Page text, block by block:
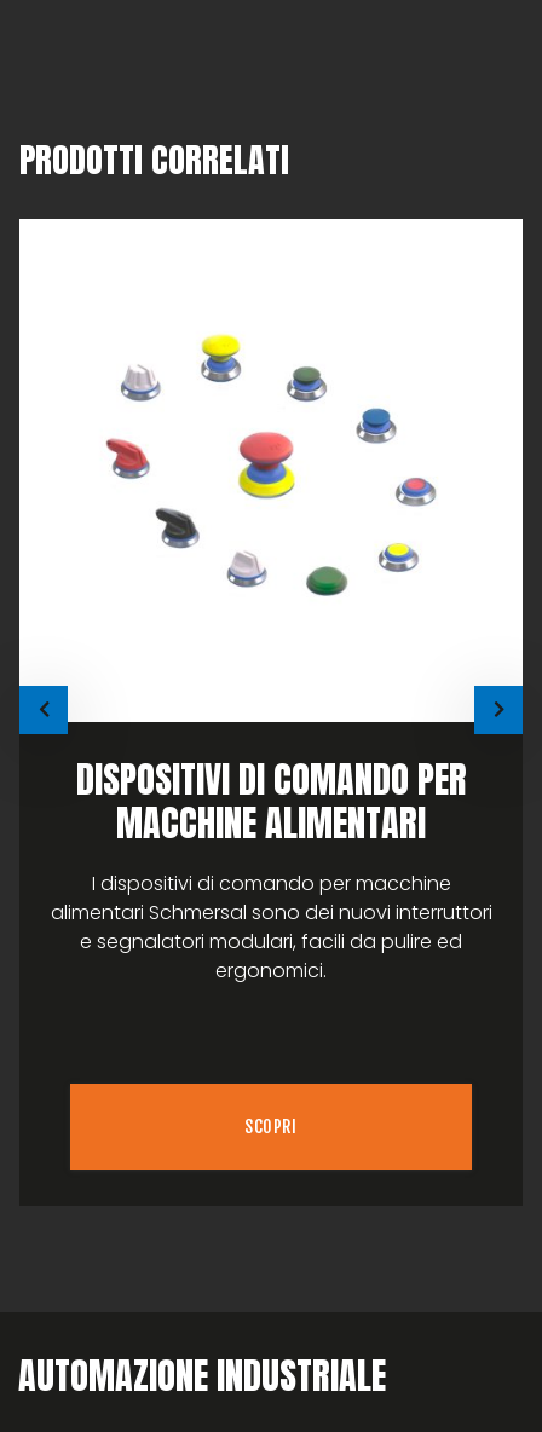
PRODOTTI CORRELATI
DISPOSITIVI DI COMANDO PER
MACCHINE ALIMENTARI
I dispositivi di comando per macchine
alimentari Schmersal sono dei nuovi interruttori
e segnalatori modulari, facili da pulire ed
ergonomici.
SCOPRI
AUTOMAZIONE INDUSTRIALE